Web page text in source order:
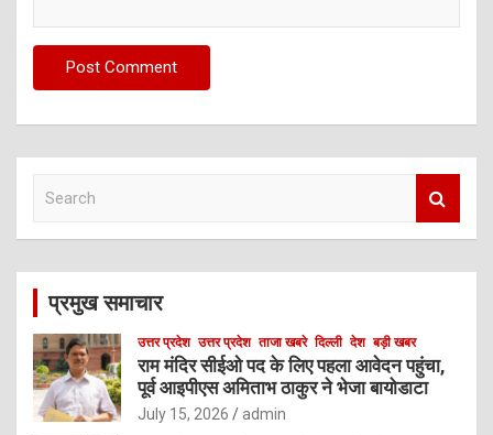
c
प्रमुख समाचार
उत्तर प्रदेश उत्तर प्रदेश ताजा खबरे दिल्ली देश बड़ी खबर
राम मंदिर सीईओ पद के लिए पहला आवेदन पहुंचा,
पूर्व आइपीएस अमिताभ ठाकुर ने भेजा बायोडाटा
July 15, 2026 admin